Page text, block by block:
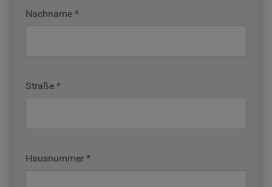
Nachname
Straße
Hausnummer